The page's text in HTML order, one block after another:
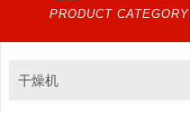
PRODUCT CATEGORY
干燥机